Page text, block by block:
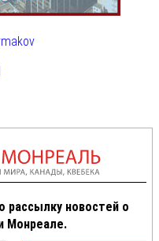
рассылку новостей о
Монреале.